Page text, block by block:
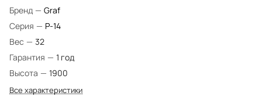
Бренд — Graf
Серия — P-14
Вес — 32
Гарантия — 1 год
Высота — 1900
Все характеристики